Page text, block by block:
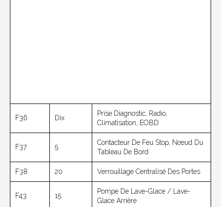
F36 Dix
Prise Diagnostic, Radio,
Climatisation, EOBD
F37 5
Contacteur De Feu Stop, Nœud Du
Tableau De Bord
F38 20 Verrouillage Centralisé Des Portes
F43 15
Pompe De Lave-Glace / Lave-
Glace Arrière